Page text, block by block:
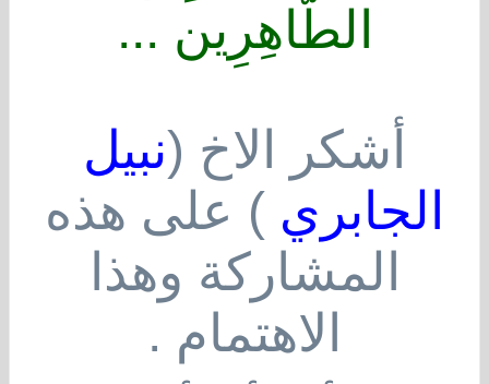
الطَّاهِرِين ...
أشكر الاخ (نبيل
الجابري ) على هذه
المشاركة وهذا
الاهتمام .